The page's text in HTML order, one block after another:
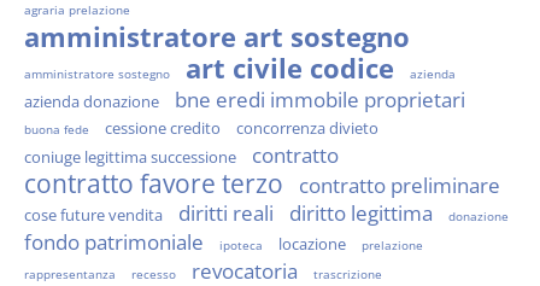
agraria prelazione
amministratore art sostegno
amministratore sostegno art civile codice azienda
azienda donazione bne eredi immobile proprietari
buona fede cessione credito
concorrenza divieto
coniuge legittima successione
contratto
contratto favore terzo contratto preliminare
cose future vendita diritti reali diritto legittima donazione
fondo patrimoniale ipoteca locazione
prelazione
rappresentanza
recesso revocatoria trascrizione